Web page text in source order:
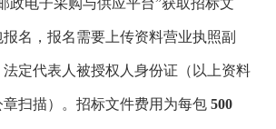
政电子采购与供应平台”获取招标文
名，报名需要上传资料营业执照副
定代表人被授权人身份证（以上资料
扫描）。招标文件费用为每包 500